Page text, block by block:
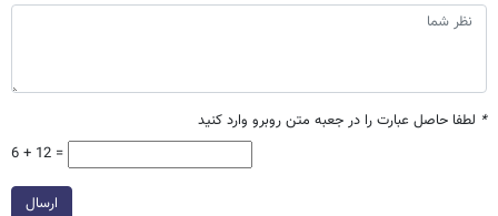
* لطفا حاصل عبارت را در جعبه متن روبرو وارد کنید
6 + 12 =
ارسال